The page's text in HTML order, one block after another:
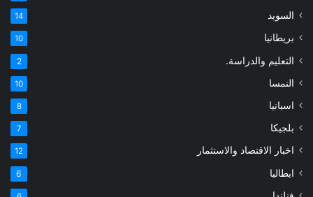
السويد 14
بريطانيا 10
التعليم والدراسة. 2
النمسا 10
اسبانيا 8
بلجيكا 7
اخبار الاقتصاد والاستثمار 12
ايطاليا 6